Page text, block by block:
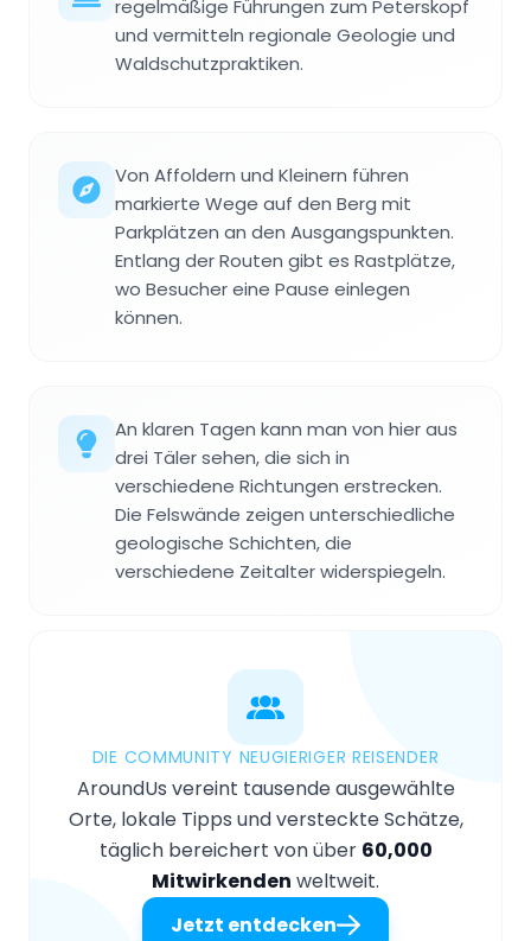
regelmäßige Führungen zum Peterskopf
und vermitteln regionale Geologie und
Waldschutzpraktiken.
Von Affoldern und Kleinern führen
markierte Wege auf den Berg mit
Parkplätzen an den Ausgangspunkten.
Entlang der Routen gibt es Rastplätze,
wo Besucher eine Pause einlegen
können.
An klaren Tagen kann man von hier aus
drei Täler sehen, die sich in
verschiedene Richtungen erstrecken.
Die Felswände zeigen unterschiedliche
geologische Schichten, die
verschiedene Zeitalter widerspiegeln.
DIE COMMUNITY NEUGIERIGER REISENDER
AroundUs vereint tausende ausgewählte
Orte, lokale Tipps und versteckte Schätze,
täglich bereichert von über 60,000
Mitwirkenden weltweit.
Jetzt entdecken